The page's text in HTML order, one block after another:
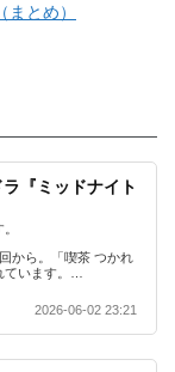
とめ）
『ミッドナイト
から。「喫茶 つかれ
ています。…
2026-06-02 23:21